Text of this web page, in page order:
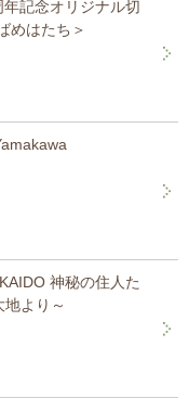
記念オリジナル切
めはたち＞
神秘の住人た
地より～